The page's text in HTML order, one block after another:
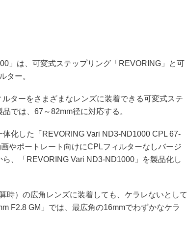
」は、可変式ステップリング「REVORING」と可
ター。
ルターをさまざまなレンズに装着できる可変式ステ
では、67～82mm径に対応する。
化した「REVORING Vari ND3-ND1000 CPL 67-
やポートレート向けにCPLフィルターなしバージ
ら、「REVORING Vari ND3-ND1000」を製品化し
時）の広角レンズに装着しても、ケラレないとして
F2.8 GM」では、最広角の16mmでわずかなケラ